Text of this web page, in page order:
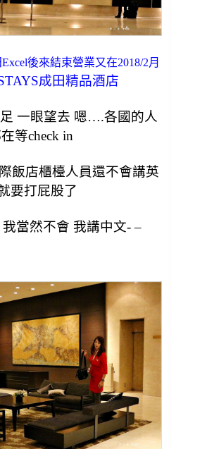
後來結束營業又在2018/2月
成田精品酒店
一眼望去 嗯….各國的人
等check in
飯店櫃檯人員還不會講英
要打屁股了
當然不會 我講中文- –